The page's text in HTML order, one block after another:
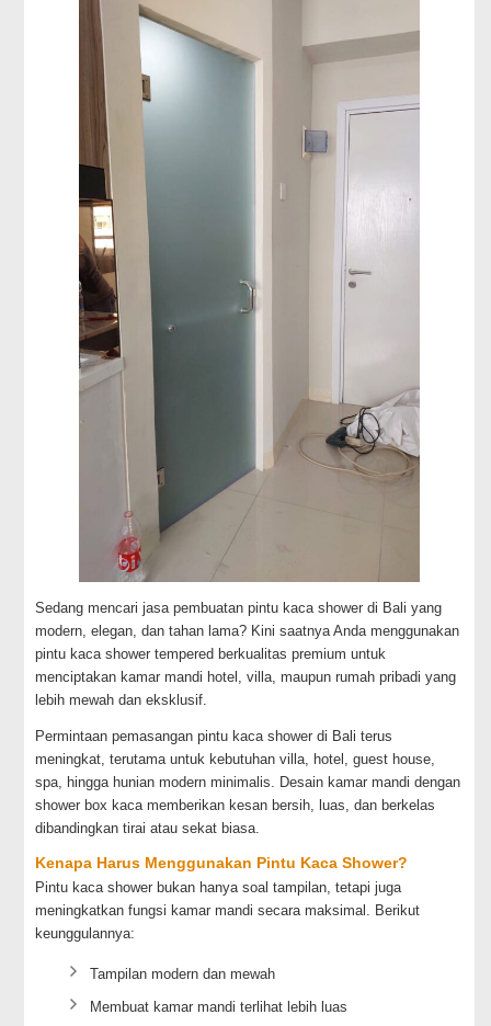
Sedang mencari jasa pembuatan pintu kaca shower di Bali yang
modern, elegan, dan tahan lama? Kini saatnya Anda menggunakan
pintu kaca shower tempered berkualitas premium untuk
menciptakan kamar mandi hotel, villa, maupun rumah pribadi yang
lebih mewah dan eksklusif.
Permintaan pemasangan pintu kaca shower di Bali terus
meningkat, terutama untuk kebutuhan villa, hotel, guest house,
spa, hingga hunian modern minimalis. Desain kamar mandi dengan
shower box kaca memberikan kesan bersih, luas, dan berkelas
dibandingkan tirai atau sekat biasa.
Kenapa Harus Menggunakan Pintu Kaca Shower?
Pintu kaca shower bukan hanya soal tampilan, tetapi juga
meningkatkan fungsi kamar mandi secara maksimal. Berikut
keunggulannya:
Tampilan modern dan mewah
Membuat kamar mandi terlihat lebih luas